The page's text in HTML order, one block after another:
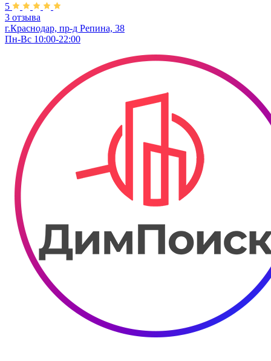
5
3 отзыва
г.Краснодар, пр-д Репина, 38
Пн-Вс 10:00-22:00